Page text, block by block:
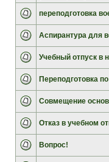
переподготовка
Аспирантура для
Учебный отпуск в
Переподготовка
Совмещение
Отказ в учебном
Вопрос!